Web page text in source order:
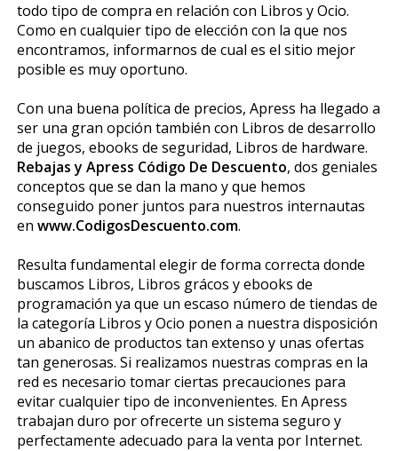
todo tipo de compra en relación con Libros y Ocio.
Como en cualquier tipo de elección con la que nos
encontramos, informarnos de cual es el sitio mejor
posible es muy oportuno.
Con una buena política de precios, Apress ha llegado a
ser una gran opción también con Libros de desarrollo
de juegos, ebooks de seguridad, Libros de hardware.
Rebajas y Apress Código De Descuento, dos geniales
conceptos que se dan la mano y que hemos
conseguido poner juntos para nuestros internautas
en www.CodigosDescuento.com.
Resulta fundamental elegir de forma correcta donde
buscamos Libros, Libros gráficos y ebooks de
programación ya que un escaso número de tiendas de
la categoría Libros y Ocio ponen a nuestra disposición
un abanico de productos tan extenso y unas ofertas
tan generosas. Si realizamos nuestras compras en la
red es necesario tomar ciertas precauciones para
evitar cualquier tipo de inconvenientes. En Apress
trabajan duro por ofrecerte un sistema seguro y
perfectamente adecuado para la venta por Internet.